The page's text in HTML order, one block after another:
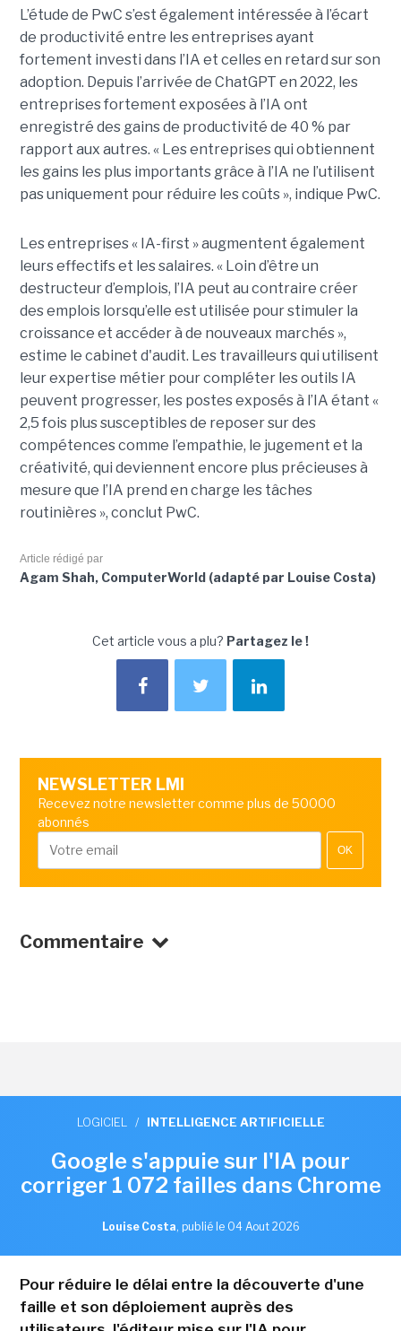
L’étude de PwC s’est également intéressée à l’écart
de productivité entre les entreprises ayant
fortement investi dans l’IA et celles en retard sur son
adoption. Depuis l’arrivée de ChatGPT en 2022, les
entreprises fortement exposées à l’IA ont
enregistré des gains de productivité de 40 % par
rapport aux autres. « Les entreprises qui obtiennent
les gains les plus importants grâce à l’IA ne l’utilisent
pas uniquement pour réduire les coûts », indique PwC.
Les entreprises « IA-first » augmentent également
leurs effectifs et les salaires. « Loin d’être un
destructeur d’emplois, l’IA peut au contraire créer
des emplois lorsqu’elle est utilisée pour stimuler la
croissance et accéder à de nouveaux marchés »,
estime le cabinet d'audit. Les travailleurs qui utilisent
leur expertise métier pour compléter les outils IA
peuvent progresser, les postes exposés à l’IA étant «
2,5 fois plus susceptibles de reposer sur des
compétences comme l’empathie, le jugement et la
créativité, qui deviennent encore plus précieuses à
mesure que l’IA prend en charge les tâches
routinières », conclut PwC.
Article rédigé par
Agam Shah, ComputerWorld (adapté par Louise Costa)
Cet article vous a plu? Partagez le !
NEWSLETTER LMI
Recevez notre newsletter comme plus de 50000
abonnés
OK
Commentaire
LOGICIEL / INTELLIGENCE ARTIFICIELLE
Google s'appuie sur l'IA pour
corriger 1 072 failles dans Chrome
Louise Costa, publié le 04 Aout 2026
Pour réduire le délai entre la découverte d'une
faille et son déploiement auprès des